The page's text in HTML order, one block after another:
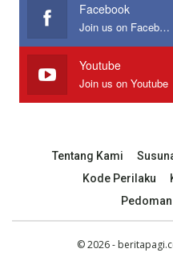
Facebook
Join us on Facebook
Youtube
Join us on Youtube
Tentang Kami
Kode Perilaku
© 2026 -